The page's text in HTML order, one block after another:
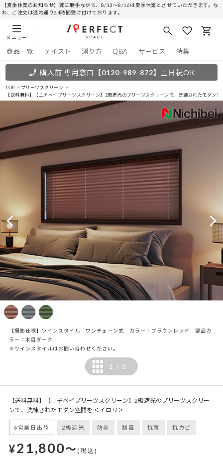
【夏季休業のお知らせ】誠に勝手ながら、8/13～8/16は夏季休業とさせていただきます。な
お、ご注文は通常通り24時間受け付けております。
メニュー
商品一覧 テイスト 測り方 Q&A サービス 特集
購入前 専用窓口 【0120-989-872】 土日祝OK
TOP
プリーツスクリーン
【送料無料】【ニチベイプリーツスクリーン】2級遮光のプリーツスクリーンで、洗練されたモダン空
【撮影仕様】ツインスタイル ワンチェーン式 カラー：ブラウンレッド 部品カ
ラー：木目ダーク
※ツインスタイルはお問い合わせください。
1 / 3
【送料無料】【ニチベイプリーツスクリーン】2級遮光のプリーツスクリー
ンで、洗練されたモダン空間を ＜イロリ＞
6営業日出荷 2級遮光 防炎 制電 抗菌 抗カビ
¥21,800～(税込)